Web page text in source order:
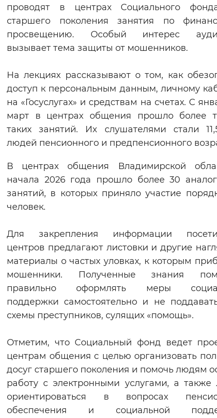
Цвет сайта
Монохромный Инверсивный
Изображения
Включены Выключены
Звуковой ассистент
Воспроизвести Остановить
Вернуть стандартные настройки
проводят в центрах Социального
старшего поколения занятия по
просвещению. Особый интерес
вызывает тема защиты от мошенников.
На лекциях рассказывают о том, как
доступ к персональным данным, личному
на «Госуслугах» и средствам на счетах. С
март в центрах общения прошло более
таких занятий. Их слушателями стали
людей пенсионного и предпенсионного
В центрах общения Владимирской
начала 2026 года прошло более 30
занятий, в которых приняло участие
человек.
Для закрепления информации
центров предлагают листовки и другие
материалы о частых уловках, к которым
мошенники. Полученные знания
правильно оформлять меры
поддержки самостоятельно и не
схемы преступников, сулящих «помощь».
Отметим, что Социальный фонд ведет
центрам общения с целью организовать
досуг старшего поколения и помочь людям
работу с электронными услугами, а также
ориентироваться в вопросах
обеспечения и социальной